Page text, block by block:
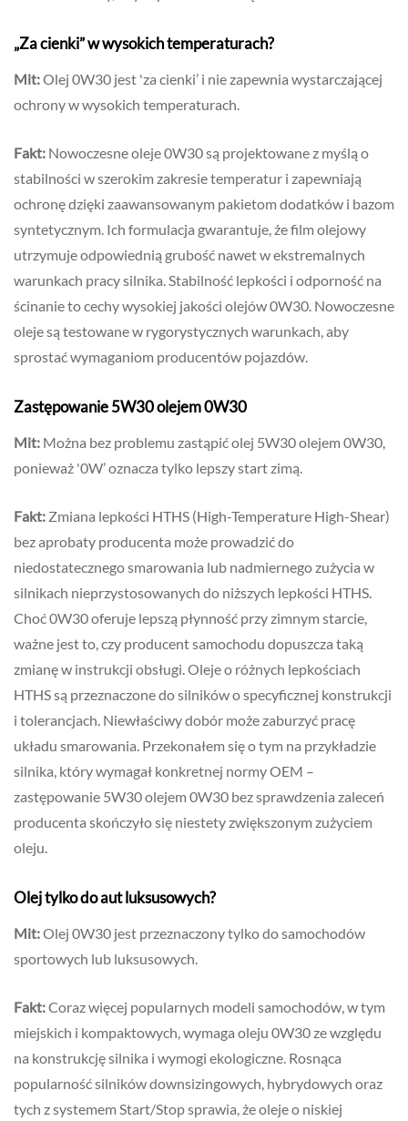
„Za cienki” w wysokich temperaturach?
Mit:Olej 0W30 jest 'za cienki’ i nie zapewnia wystarczającej
ochrony w wysokich temperaturach.
Fakt: Nowoczesne oleje 0W30 są projektowane z myślą o
stabilności w szerokim zakresie temperatur i zapewniają
ochronę dzięki zaawansowanym pakietom dodatków i bazom
syntetycznym. Ich formulacja gwarantuje, że film olejowy
utrzymuje odpowiednią grubość nawet w ekstremalnych
warunkach pracy silnika. Stabilność lepkości i odporność na
ścinanie to cechy wysokiej jakości olejów 0W30. Nowoczesne
oleje są testowane w rygorystycznych warunkach, aby
sprostać wymaganiom producentów pojazdów.
Zastępowanie 5W30 olejem 0W30
Mit: Można bez problemu zastąpić olej 5W30 olejem 0W30,
ponieważ '0W’ oznacza tylko lepszy start zimą.
Fakt: Zmiana lepkości HTHS (High-Temperature High-Shear)
bez aprobaty producenta może prowadzić do
niedostatecznego smarowania lub nadmiernego zużycia w
silnikach nieprzystosowanych do niższych lepkości HTHS.
Choć 0W30 oferuje lepszą płynność przy zimnym starcie,
ważne jest to, czy producent samochodu dopuszcza taką
zmianę w instrukcji obsługi. Oleje o różnych lepkościach
HTHS są przeznaczone do silników o specyficznej konstrukcji
i tolerancjach. Niewłaściwy dobór może zaburzyć pracę
układu smarowania. Przekonałem się o tym na przykładzie
silnika, który wymagał konkretnej normy OEM –
zastępowanie 5W30 olejem 0W30 bez sprawdzenia zaleceń
producenta skończyło się niestety zwiększonym zużyciem
oleju.
Olej tylko do aut luksusowych?
Mit:Olej 0W30 jest przeznaczony tylko do samochodów
sportowych lub luksusowych.
Fakt:Coraz więcej popularnych modeli samochodów, w tym
miejskich i kompaktowych, wymaga oleju 0W30 ze względu
na konstrukcję silnika i wymogi ekologiczne. Rosnąca
popularność silników downsizingowych, hybrydowych oraz
tych z systemem Start/Stop sprawia, że oleje o niskiej